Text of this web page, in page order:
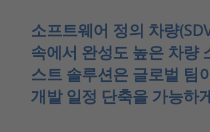
소프트웨어 정의 차량
속에서 완성도 높은 차량
스트 솔루션은 글로벌 팀
개발 일정 단축을 가능하